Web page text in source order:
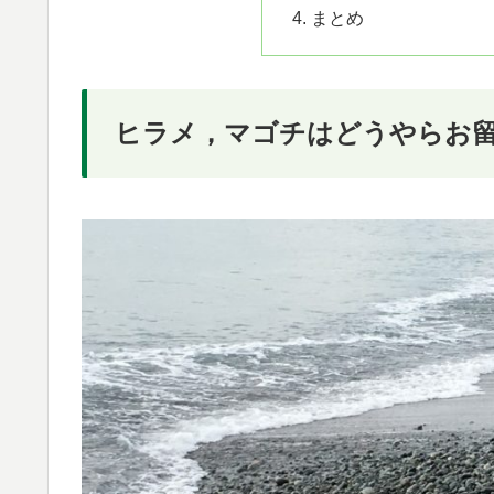
まとめ
ヒラメ，マゴチはどうやらお